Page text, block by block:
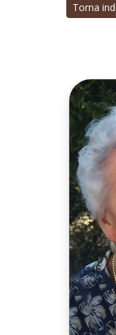
Torna